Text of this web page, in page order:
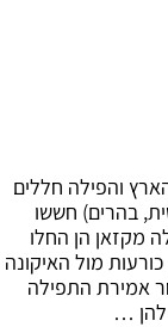
והפילה חללים
בהרים) חששו
מקזאן הן החלו
מול האיקונה
התפילה
…